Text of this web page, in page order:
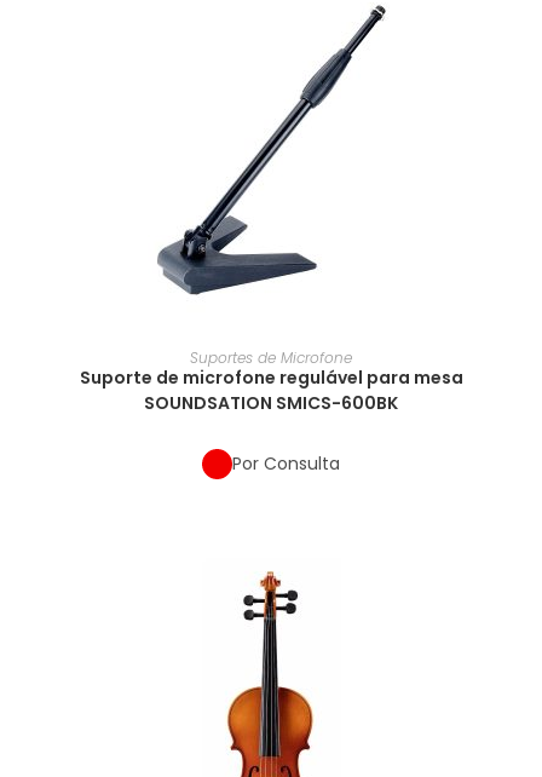
Suportes de Microfone
Suporte de microfone regulável para mesa
SOUNDSATION SMICS-600BK
Por Consulta